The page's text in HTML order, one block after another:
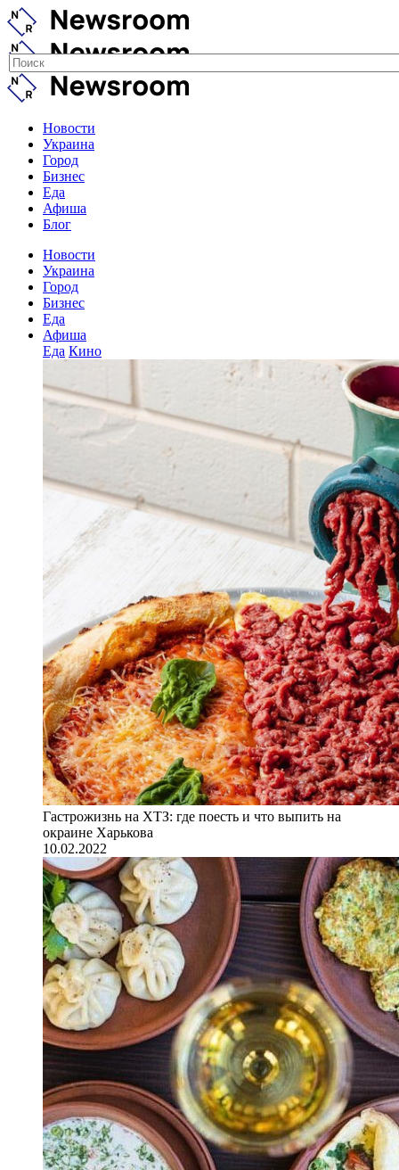
Новости
Украина
Город
Бизнес
Еда
Афиша
Блог
Новости
Украина
Город
Бизнес
Еда
Афиша
Еда Кино
Гастрожизнь на ХТЗ: где поесть и что выпить на
окраине Харькова
10.02.2022